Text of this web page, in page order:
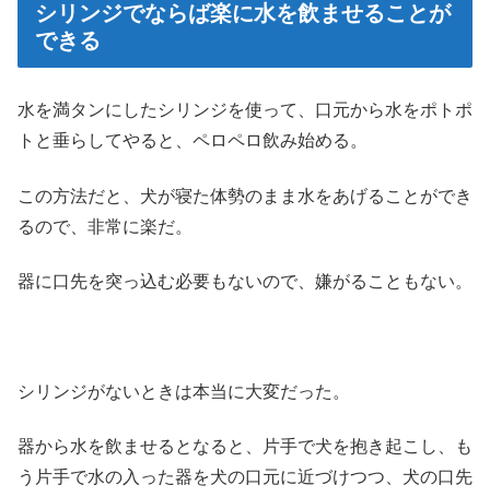
シリンジでならば楽に水を飲ませることが
できる
水を満タンにしたシリンジを使って、口元から水をポトポ
トと垂らしてやると、ペロペロ飲み始める。
この方法だと、犬が寝た体勢のまま水をあげることができ
るので、非常に楽だ。
器に口先を突っ込む必要もないので、嫌がることもない。
シリンジがないときは本当に大変だった。
器から水を飲ませるとなると、片手で犬を抱き起こし、も
う片手で水の入った器を犬の口元に近づけつつ、犬の口先